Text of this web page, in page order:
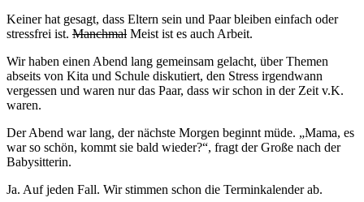
Keiner hat gesagt, dass Eltern sein und Paar bleiben einfach oder
stressfrei ist. Manchmal Meist ist es auch Arbeit.
Wir haben einen Abend lang gemeinsam gelacht, über Themen
abseits von Kita und Schule diskutiert, den Stress irgendwann
vergessen und waren nur das Paar, dass wir schon in der Zeit v.K.
waren.
Der Abend war lang, der nächste Morgen beginnt müde. „Mama, es
war so schön, kommt sie bald wieder?“, fragt der Große nach der
Babysitterin.
Ja. Auf jeden Fall. Wir stimmen schon die Terminkalender ab.